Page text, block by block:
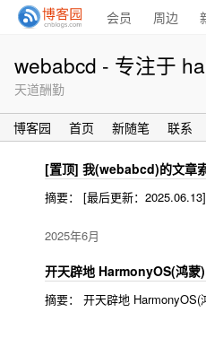
会员 周边
webabcd - 专注于
天道酬勤
博客园 首页 新随笔 联系
[置顶] 我(webabcd)的文章
摘要： [最后更新：2025.06.13]
2025年6月
开天辟地 HarmonyOS(鸿
摘要： 开天辟地